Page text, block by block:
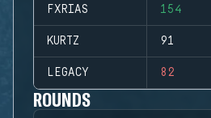
FXRIAS 154
KURTZ 91
LEGACY 82
ROUNDS